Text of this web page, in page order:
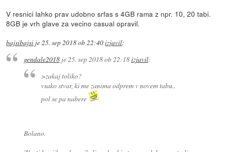
V resnici lahko prav udobno srfas s 4GB rama z npr. 10, 20 tabi.
8GB je vrh glave za vecino casual opravil.
bajsibajsi je25. sep 2018 ob 22:40izjavil:
gendale2018je25. sep 2018 ob 22:18izjavil:
>zakaj toliko?
vsako stvar, ki me zanima odprem v novem tabu..
pol se pa nabere
Bolano.